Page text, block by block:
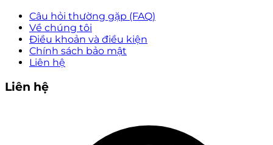
Câu hỏi thường gặp (FAQ)
Về chúng tôi
Điều khoản và điều kiện
Chính sách bảo mật
Liên hệ
Liên hệ